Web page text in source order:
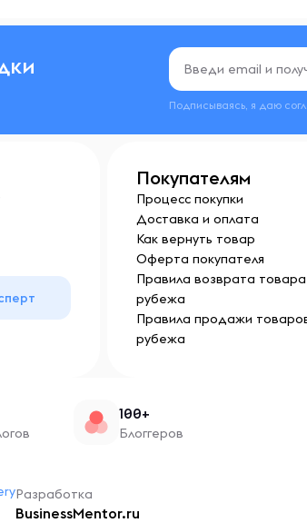
Подписываясь, я даю
Покупателям
Процесс покупки
Доставка и оплата
Как вернуть товар
Оферта покупателя
Правила возврата
рубежа
Правила продажи
рубежа
100+
Блоггеров
Разработка
BusinessMentor.ru